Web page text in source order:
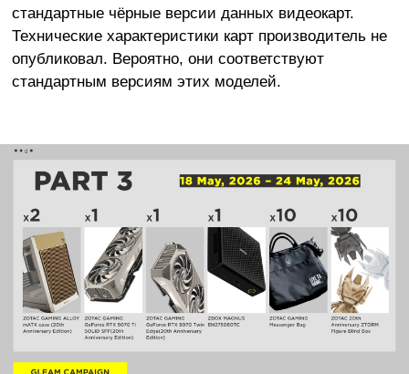
стандартные чёрные версии данных видеокарт.
Технические характеристики карт производитель не
опубликовал. Вероятно, они соответствуют
стандартным версиям этих моделей.